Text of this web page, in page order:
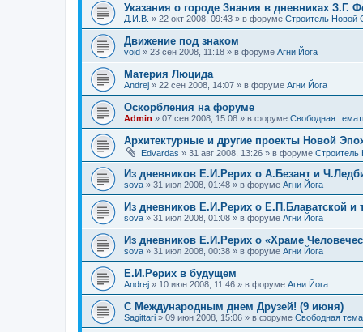
Указания о городе Знания в дневниках З.Г.
Д.И.В. » 22 окт 2008, 09:43 » в форуме Строитель Новой
Движение под знаком
void » 23 сен 2008, 11:18 » в форуме Агни Йога
Материя Люцида
Andrej » 22 сен 2008, 14:07 » в форуме Агни Йога
Оскорбления на форуме
Admin » 07 сен 2008, 15:08 » в форуме Свободная
Архитектурные и другие проекты Новой
Edvardas » 31 авг 2008, 13:26 » в форуме Строитель
Из дневников Е.И.Рерих о А.Безант и
sova » 31 июл 2008, 01:48 » в форуме Агни Йога
Из дневников Е.И.Рерих о Е.П.Блаватской и
sova » 31 июл 2008, 01:08 » в форуме Агни Йога
Из дневников Е.И.Рерих о «Храме
sova » 31 июл 2008, 00:38 » в форуме Агни Йога
Е.И.Рерих в будущем
Andrej » 10 июн 2008, 11:46 » в форуме Агни Йога
С Международным днем Друзей! (9 июня)
Sagittari » 09 июн 2008, 15:06 » в форуме Свободная